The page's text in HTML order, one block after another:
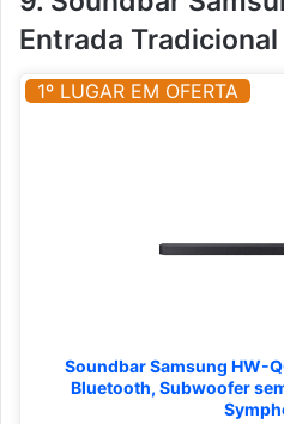
Entrada Tradicional
1º LUGAR EM OFERTA
Soundbar Samsung HW-
Bluetooth, Subwoofer